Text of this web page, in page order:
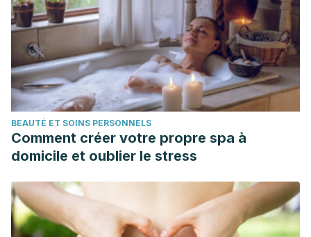
BEAUTÉ ET SOINS PERSONNELS
Comment créer votre propre spa à
domicile et oublier le stress